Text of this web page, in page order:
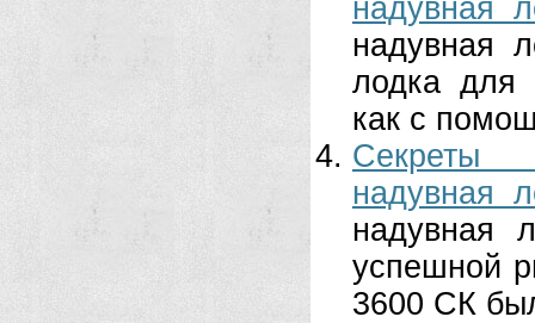
надувная
надувная
лодка для
как с
Секреты
надувная
надувная
успешной
3600 СК